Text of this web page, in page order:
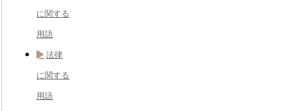
に関する
用語
法律
に関する
用語